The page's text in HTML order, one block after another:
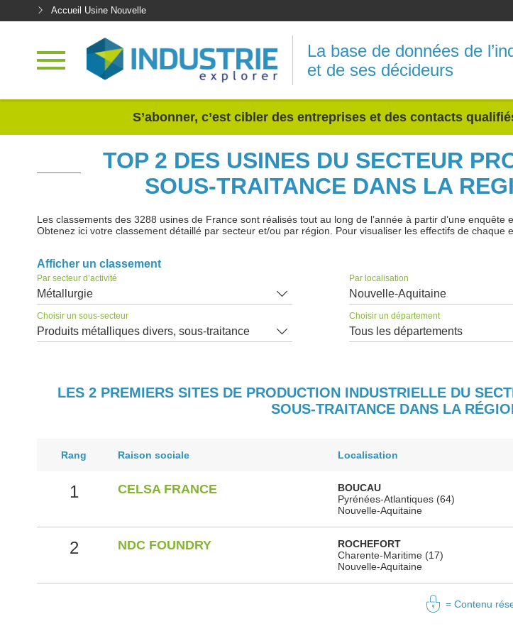
Accueil Usine Nouvelle
La base de données de
et de ses décideurs
S’abonner, c’est cibler des entreprises et des contacts
TOP 2 DES USINES DU SECTEUR
SOUS-TRAITANCE DANS LA
Les classements des 3288 usines de France sont réalisés tout au long de l’année à partir d’une
Obtenez ici votre classement détaillé par secteur et/ou par région. Pour visualiser les effectifs de
Afficher un classement
Par secteur d’activité
Métallurgie
Choisir un sous-secteur
Produits métalliques divers, sous-traitance
Par localisation
Nouvelle-Aquitaine
Choisir un département
Tous les départements
LES 2 PREMIERS SITES DE PRODUCTION INDUSTRIELLE DU
SOUS-TRAITANCE DANS LA
Rang Raison sociale Localisation
1 CELSA FRANCE
BOUCAU
Pyrénées-Atlantiques (64)
Nouvelle-Aquitaine
2 NDC FOUNDRY
ROCHEFORT
Charente-Maritime (17)
Nouvelle-Aquitaine
= Contenu